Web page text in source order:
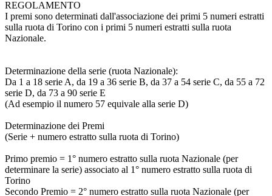
REGOLAMENTO
I premi sono determinati dall'associazione dei primi 5 numeri estratti
sulla ruota di Torino con i primi 5 numeri estratti sulla ruota
Nazionale.
Determinazione della serie (ruota Nazionale):
Da 1 a 18 serie A, da 19 a 36 serie B, da 37 a 54 serie C, da 55 a 72
serie D, da 73 a 90 serie E
(Ad esempio il numero 57 equivale alla serie D)
Determinazione dei Premi
(Serie + numero estratto sulla ruota di Torino)
Primo premio = 1° numero estratto sulla ruota Nazionale (per
determinare la serie) associato al 1° numero estratto sulla ruota di
Torino
Secondo Premio = 2° numero estratto sulla ruota Nazionale (per